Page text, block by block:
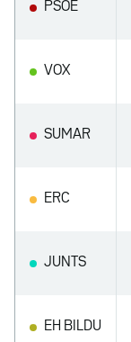
PSOE
VOX
SUMAR
ERC
JUNTS
EH BILDU